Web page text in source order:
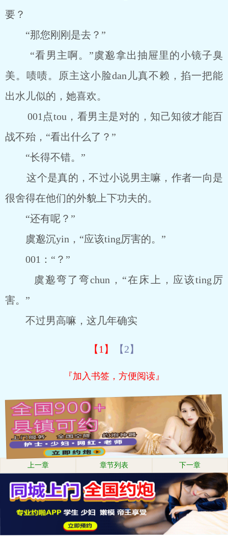
要？
“那您刚刚是去？”
“看男主啊。”虞邈拿出抽屉里的小镜子臭
美。啧啧。原主这小脸dan儿真不赖，掐一把能
出水儿似的，她喜欢。
001点tou，看男主是对的，知己知彼才能百
战不殆，“看出什么了？”
“长得不错。”
这个是真的，不过小说男主嘛，作者一向是
很舍得在他们的外貌上下功夫的。
“还有呢？”
虞邈沉yin，“应该ting厉害的。”
001：“？”
虞邈弯了弯chun，“在床上，应该ting厉
害。”
不过男高嘛，这几年确实
【1】 【2】
『加入书签，方便阅读』
上一章 章节列表 下一章